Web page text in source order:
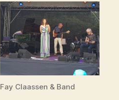
Fay Claassen & Band